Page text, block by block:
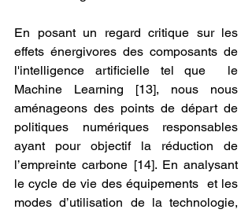
En posant un regard critique sur les
effets énergivores des composants de
l'intelligence artificielle tel que  le
Machine Learning [13], nous nous
aménageons des points de départ de
politiques numériques responsables
ayant pour objectif la réduction de
l’empreinte carbone [14]. En analysant
le cycle de vie des équipements  et les
modes d’utilisation de la technologie,